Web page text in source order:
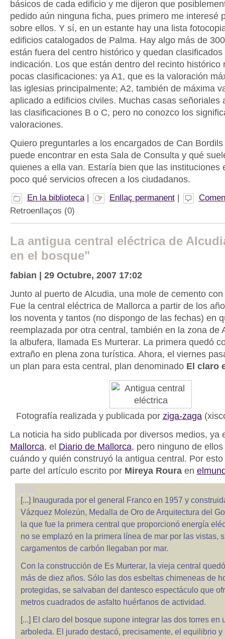
básicos de cada edificio y me dijeron que
pedido aún ninguna ficha, pues primero me interesé
sobre ellos. Y sí, en un estante hay una lista
edificios catalogados de Palma. Hay algo más de
están fuera del centro histórico y quedan clasificados
indicación. Los que están dentro del recinto histórico
pocas clasificaciones: ya A1, que es la valoración
las iglesias principalmente; A2, también de máxima
aplicado a edificios civiles. Muchas casas señoriales
las clasificaciones B o C, pero no conozco los
valoraciones.
Quiero preguntarles a los encargados de Can
puede encontrar en esta Sala de Consulta y qué
quienes a ella van. Estaría bien que las instituciones
poco qué servicios ofrecen a los ciudadanos.
En la biblioteca| Enllaç permanent|
Retroenllaços (0)
La antigua central eléctrica de
en el bosque"
fabian | 29 Octubre, 2007 17:02
Junto al puerto de Alcudia, una mole de cemento
Fue la central eléctrica de Mallorca a partir de los
los noventa y tantos (no dispongo de las fechas) en
reemplazada por otra central, también en la zona de
la albufera, llamada Es Murterar. La primera quedó
extraño en plena zona turística. Ahora, el viernes
un plan para esta central, plan denominado El claro
Fotografía realizada y publicada por ziga-zaga
La noticia ha sido publicada por diversos medios, ya
Mallorca, el Diario de Mallorca, pero ninguno de
cuándo y quién construyó la antigua central. Por
parte del artículo escrito por Mireya Rouraen
[...] Inaugurada por el general Franco en 1957 y
Vázquez Molezún, Medalla de Oro de Arquitectura del
la que fue la primera central que proporcionó energía
no se emplazó en la primera línea de mar por las vistas,
cargamentos de carbón llegaban por mar.
Con la construcción de Es Murterar, la vieja central
más de diez años. Sólo las dos esbeltas chimeneas de
protegidas, se salvaban del dantesco espectáculo que
metros cuadrados de asfalto huérfanos de actividad.
[...] El claro del bosque supone integrar las dos torres en
arboleda. El jurado destacó, precisamente, el equilibrio y